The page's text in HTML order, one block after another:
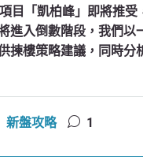
目「凱柏峰」即將推受
進入倒數階段，我們以
揀樓策略建議，同時分
新盤攻略 1